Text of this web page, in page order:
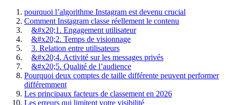
pourquoi l’algorithme Instagram est devenu crucial
Comment Instagram classe réellement le contenu
&#x20;1. Engagement utilisateur
&#x20;2. Temps de visionnage
3. Relation entre utilisateurs
&#x20;4. Activité sur les messages privés
&#x20;5. Qualité de l’audience
Pourquoi deux comptes de taille différente peuvent performer
différemment
Les principaux facteurs de classement en 2026
Les erreurs qui limitent votre visibilité